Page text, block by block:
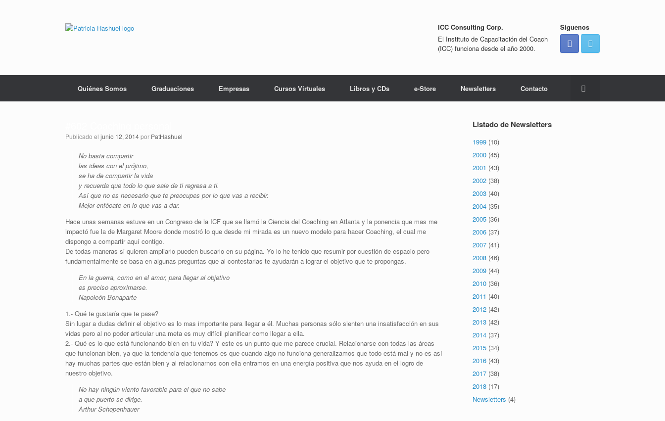
ICC Consulting Corp.
El Instituto de Capacitación del Coach
(ICC) funciona desde el año 2000.
Síguenos
Quiénes Somos Graduaciones Empresas Cursos Virtuales Libros y CDs e-Store Newsletters Contacto
Publicado el junio 12, 2014por PatHashuel
No basta compartir
las ideas con el prójimo,
se ha de compartir la vida
y recuerda que todo lo que sale de ti regresa a ti.
Así que no es necesario que te preocupes por lo que vas a recibir.
Mejor enfócate en lo que vas a dar.
Hace unas semanas estuve en un Congreso de la ICF que se llamó la Ciencia del Coaching en Atlanta y la ponencia que mas me
impactó fue la de Margaret Moore donde mostró lo que desde mi mirada es un nuevo modelo para hacer Coaching, el cual me
dispongo a compartir aquí contigo.
De todas maneras si quieren ampliarlo pueden buscarlo en su página. Yo lo he tenido que resumir por cuestión de espacio pero
fundamentalmente se basa en algunas preguntas que al contestarlas te ayudarán a lograr el objetivo que te propongas.
En la guerra, como en el amor, para llegar al objetivo
es preciso aproximarse.
Napoleón Bonaparte
1.- Qué te gustaría que te pase?
Sin lugar a dudas definir el objetivo es lo mas importante para llegar a él. Muchas personas sólo sienten una insatisfacción en sus
vidas pero al no poder articular una meta es muy difícil planificar como llegar a ella.
2.- Qué es lo que está funcionando bien en tu vida? Y este es un punto que me parece crucial. Relacionarse con todas las áreas
que funcionan bien, ya que la tendencia que tenemos es que cuando algo no funciona generalizamos que todo está mal y no es así
hay muchas partes que están bien y al relacionarnos con ella entramos en una energía positiva que nos ayuda en el logro de
nuestro objetivo.
No hay ningún viento favorable para el que no sabe
a que puerto se dirige.
Arthur Schopenhauer
Listado de Newsletters
1999 (10)
2000 (45)
2001 (43)
2002 (38)
2003 (40)
2004 (35)
2005 (36)
2006 (37)
2007 (41)
2008 (46)
2009 (44)
2010 (36)
2011 (40)
2012 (42)
2013 (42)
2014 (37)
2015 (34)
2016 (43)
2017 (38)
2018 (17)
Newsletters (4)